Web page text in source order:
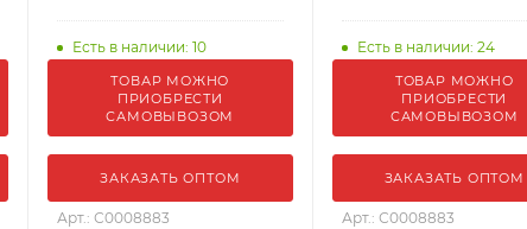
Есть в наличии: 10
ТОВАР МОЖНО
ПРИОБРЕСТИ
САМОВЫВОЗОМ
ЗАКАЗАТЬ ОПТОМ
Арт.: С0008883
Есть в наличии: 24
ТОВАР МОЖНО
ПРИОБРЕСТИ
САМОВЫВОЗОМ
ЗАКАЗАТЬ ОПТОМ
Арт.: С0008883